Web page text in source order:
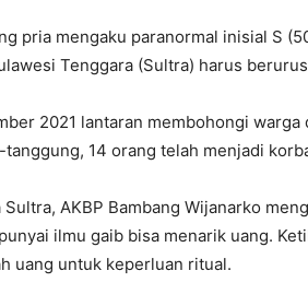
pria mengaku paranormal inisial S
Tenggara (Sultra) harus
2021 lantaran membohongi warga
14 orang telah menjadi
AKBP Bambang Wijanarko
ilmu gaib bisa menarik uang.
uang untuk keperluan ritual.